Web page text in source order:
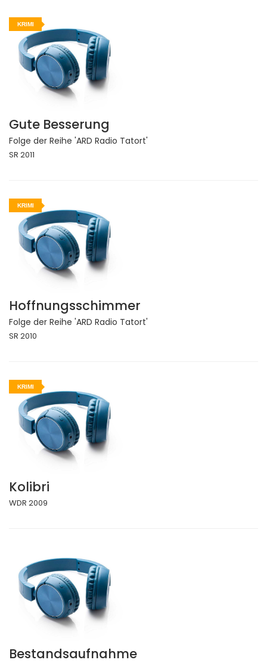
KRIMI
Gute Besserung
Folge der Reihe 'ARD Radio Tatort'
SR 2011
KRIMI
Hoffnungsschimmer
Folge der Reihe 'ARD Radio Tatort'
SR 2010
KRIMI
Kolibri
WDR 2009
Bestandsaufnahme